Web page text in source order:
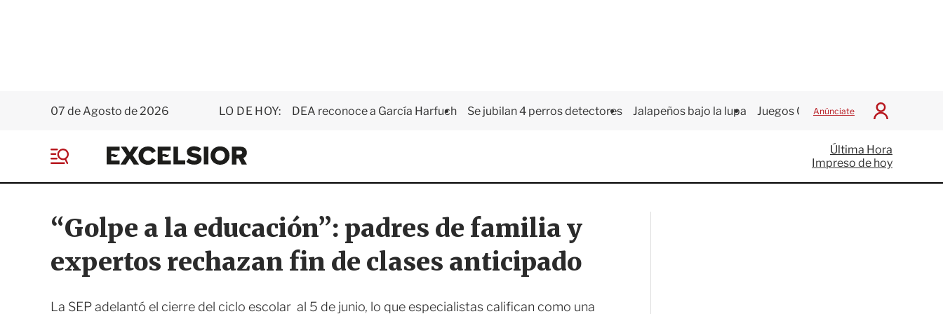
07 de Agosto de 2026 LO DE HOY: DEA reconoce a García Harfuch Se jubilan 4 perros detectores Jalapeños bajo la lupa Juegos Centroamericanos
Anúnciate
I
c
i
a
E
x
e
i
o
e
Última Hora
Impreso de hoy
“Golpe a la educación”: padres de familia y
expertos rechazan fin de clases anticipado
La SEP adelantó el cierre del ciclo escolar al 5 de junio, lo que especialistas califican como una